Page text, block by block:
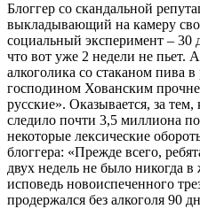
Блоггер со скандальной
выкладывающий на камеру
социальный эксперимент – 30
что вот уже 2 недели не пьет.
алкоголика со стаканом пива в
господином Хованским
русские». Оказывается, за
следило почти 3,5 миллиона
некоторые лексические
блоггера: «Прежде всего,
двух недель не было никогда
исповедь новоиспеченного
продержался без алкоголя 90